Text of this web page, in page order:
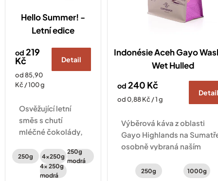
Hello Summer! -
Letní edice
od 219
Kč
Měrná
cena:
od 85,90
Kč / 100 g
Detail
Osvěžující letní
směs s chutí
mléčné čokolády,
peckovin je tady!
Vyberte si ze 2
různých obalů 🙌
250g 4x250g
250g
modrá
4x 250g
modrá
Indonésie Aceh Gayo
Wet Hulled
od 240 Kč
Měrná
od 0,88 Kč / 1 g
Detail
Výběrová káva z oblasti
Gayo Highlands na
osobně vybraná naším
250g 1000g